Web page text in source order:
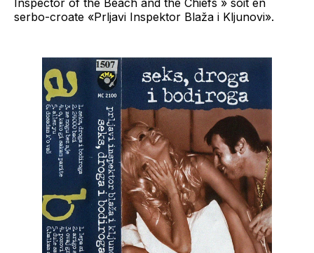
serbo-croate «Prljavi Inspektor Blaža i Kljunovi».